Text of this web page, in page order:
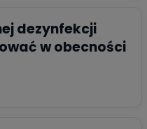
dezynfekcji
w obecności